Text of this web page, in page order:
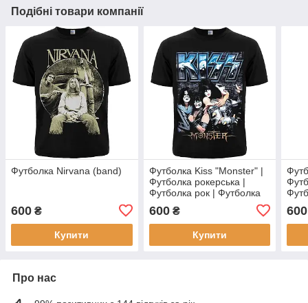
Подібні товари компанії
Футболка Nirvana (band)
600 ₴
Купити
Футболка Kiss "Monster" |
Футболка рокерська |
Футболка рок | Футболка
600₴
Купити
600
Про нас